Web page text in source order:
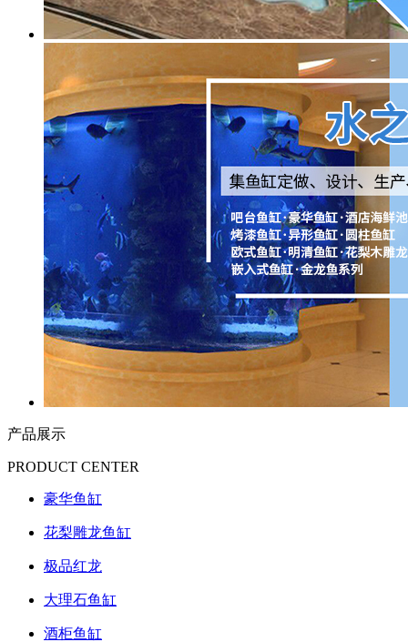
产品展示
PRODUCT CENTER
豪华鱼缸
花梨雕龙鱼缸
极品红龙
大理石鱼缸
酒柜鱼缸